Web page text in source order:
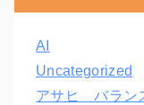
AI
Uncategorized
アサヒ バラン